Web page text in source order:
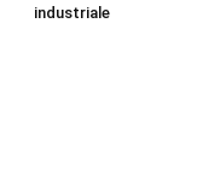
industriale